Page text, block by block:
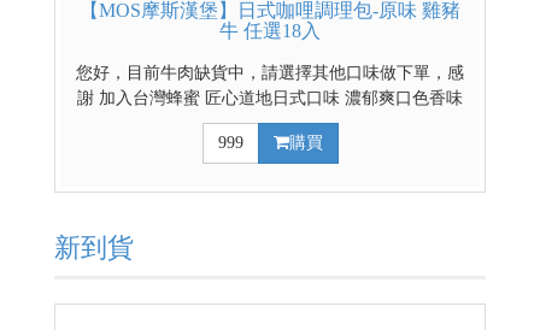
【MOS摩斯漢堡】日式咖哩調理包-原味 雞豬
牛 任選18入
您好，目前牛肉缺貨中，請選擇其他口味做下單，感
謝 加入台灣蜂蜜 匠心道地日式口味 濃郁爽口色香味
俱全 豐富的餡料超滿足 雞豬牛三種選擇 輕鬆煮出好
料理 日式辣味咖哩請點這裡 日式原味混搭辣味咖哩請
999 購買
新到貨